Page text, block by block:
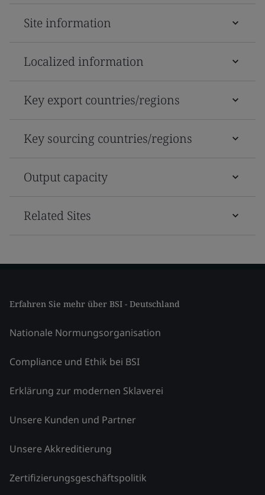
Site information
Localized information
Key export countries/regions
Key sourcing countries/regions
Output capacity
Related Sites
Erfahren Sie mehr über BSI - Deutschland
Nationale Normungsorganisation
Compliance und Ethik bei BSI
Erklärung zur modernen Sklaverei
Unsere Kunden und Partner
Unsere Akkreditierung
Zertifizierungsgeschäftspolitik